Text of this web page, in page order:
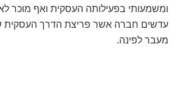
ומשמעותי בפעילותה העסקית ואף מוכר לא
עדשים חברה אשר פריצת הדרך
מעבר לפינה.